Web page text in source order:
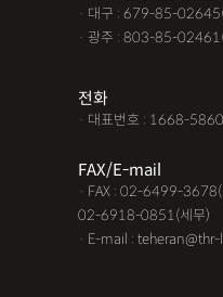
· 대구 : 679-85-
· 광주 : 803-85-
전화
· 대표번호 : 1668-5860
FAX/E-mail
· FAX : 02-6499-
02-6918-0851(세무)
· E-mail :